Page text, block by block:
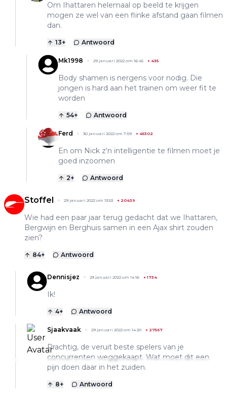
Om Ihattaren helemaal op beeld te krijgen
mogen ze wel van een flinke afstand gaan filmen
dan.
13+ Antwoord
Mk1998 29 januari 2022 om 16:45 + 435
Body shamen is nergens voor nodig. Die
jongen is hard aan het trainen om weer fit te
worden
54+ Antwoord
Ferd 30 januari 2022 om 7:59 + 45302
En om Nick z'n intelligentie te filmen moet je
goed inzoomen
2+ Antwoord
Stoffel 29 januari 2022 om 13:53 + 20439
Wie had een paar jaar terug gedacht dat we Ihattaren,
Bergwijn en Berghuis samen in een Ajax shirt zouden
zien?
84+ Antwoord
Dennisjez 29 januari 2022 om 14:16 +1734
Ik!
4+ Antwoord
Sjaakvaak 29 januari 2022 om 14:20 + 27567
Prachtig, de veruit beste spelers van je
concurrenten weggekaapt. Wat moet dit een
pijn doen daar in het zuiden.
8+ Antwoord